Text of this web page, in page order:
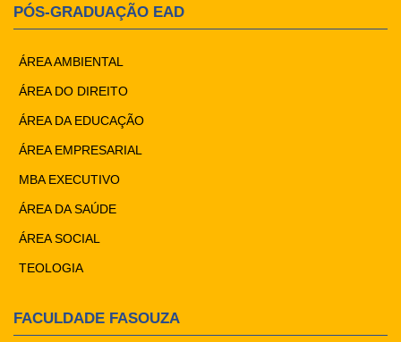
PÓS-GRADUAÇÃO EAD
ÁREA AMBIENTAL
ÁREA DO DIREITO
ÁREA DA EDUCAÇÃO
ÁREA EMPRESARIAL
MBA EXECUTIVO
ÁREA DA SAÚDE
ÁREA SOCIAL
TEOLOGIA
FACULDADE FASOUZA